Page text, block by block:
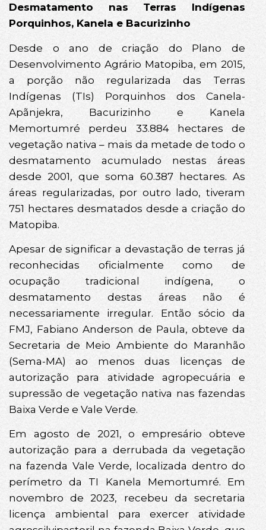
Desmatamento nas Terras Indígenas
Porquinhos, Kanela e Bacurizinho
Desde o ano de criação do Plano de
Desenvolvimento Agrário Matopiba, em 2015,
a porção não regularizada das Terras
Indígenas (TIs) Porquinhos dos Canela-
Apãnjekra, Bacurizinho e Kanela
Memortumré perdeu 33.884 hectares de
vegetação nativa – mais da metade de todo o
desmatamento acumulado nestas áreas
desde 2001, que soma 60.387 hectares. As
áreas regularizadas, por outro lado, tiveram
751 hectares desmatados desde a criação do
Matopiba.
Apesar de significar a devastação de terras já
reconhecidas oficialmente como de
ocupação tradicional indígena, o
desmatamento destas áreas não é
necessariamente irregular. Então sócio da
FMJ, Fabiano Anderson de Paula, obteve da
Secretaria de Meio Ambiente do Maranhão
(Sema-MA) ao menos duas licenças de
autorização para atividade agropecuária e
supressão de vegetação nativa nas fazendas
Baixa Verde e Vale Verde.
Em agosto de 2021, o empresário obteve
autorização para a derrubada da vegetação
na fazenda Vale Verde, localizada dentro do
perímetro da TI Kanela Memortumré. Em
novembro de 2023, recebeu da secretaria
licença ambiental para exercer atividade